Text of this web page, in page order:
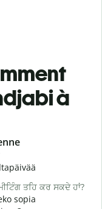
à
ਤਹਿ ਕਰ ਸਕਦੇ ਹਾਂ?
sopia